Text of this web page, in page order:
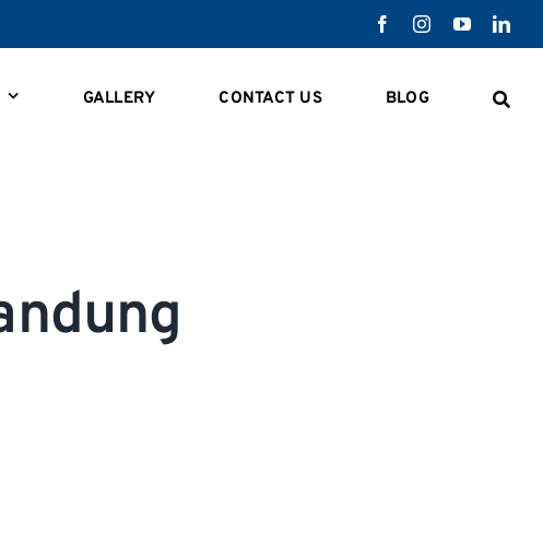
GALLERY CONTACT US BLOG